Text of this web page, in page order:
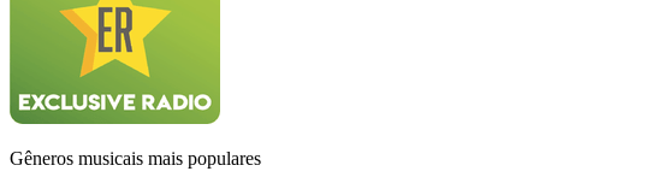
Gêneros musicais mais populares